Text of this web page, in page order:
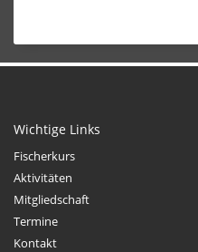
Wichtige Links
Fischerkurs
Aktivitäten
Mitgliedschaft
Termine
Kontakt